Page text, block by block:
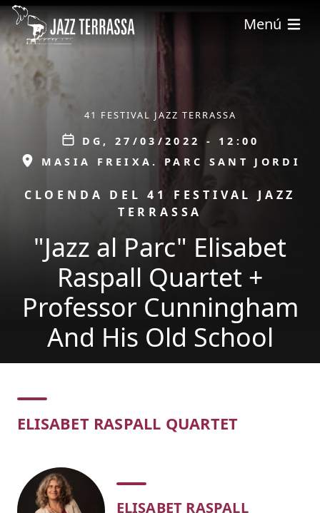
Vés al contingut
Menú
41 FESTIVAL JAZZ TERRASSA
Data
DG, 27/03/2022 - 12:00
ESPAI
MASIA FREIXA. PARC SANT JORDI
PROMOCIÓ
CLOENDA DEL 41 FESTIVAL JAZZ
TERRASSA
"Jazz al Parc" Elisabet
Raspall Quartet +
Professor Cunningham
And His Old School
Concert
ELISABET RASPALL QUARTET
ELISABET RASPALL